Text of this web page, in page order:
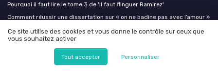
Pourquoi il faut lire le tome 3 de 'Il faut flinguer Ramirez'
Comment réussir une dissertation sur « on ne badine pas avec l’amour »
Les derniers articles
Médiathèque du Marsan : un pôle culturel pour Mont‑de‑Marsan
Ce site utilise des cookies et vous donne le contrôle sur ceux que
vous souhaitez activer
Tout accepter Personnaliser